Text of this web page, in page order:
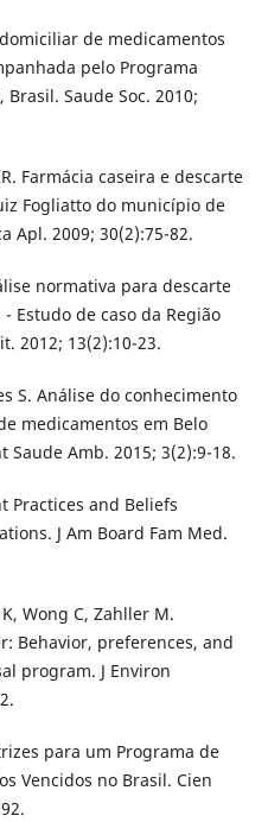
de medicamentos
pelo Programa
Saude Soc. 2010;
Farmácia caseira e descarte
Fogliatto do município de
Apl. 2009; 30(2):75-82.
normativa para descarte
Estudo de caso da Região
2012; 13(2):10-23.
S. Análise do conhecimento
medicamentos em Belo
Amb. 2015; 3(2):9-18.
Practices and Beliefs
J Am Board Fam Med.
Wong C, Zahller M.
Behavior, preferences, and
program. J Environ
para um Programa de
Vencidos no Brasil. Cien